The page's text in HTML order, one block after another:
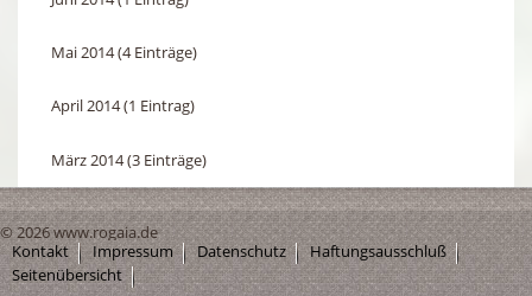
Mai 2014 (4 Einträge)
April 2014 (1 Eintrag)
März 2014 (3 Einträge)
© 2026 www.rogaia.de
Kontakt
Impressum Datenschutz
Haftungsausschluß
Seitenübersicht